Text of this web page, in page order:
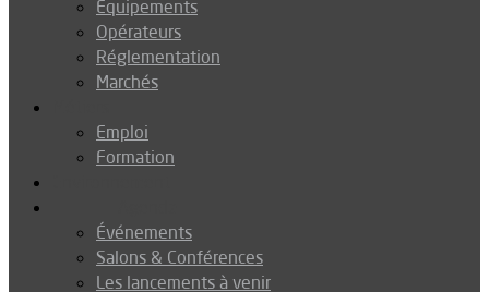
Equipements
Opérateurs
Réglementation
Marchés
Emploi
Formation
Événements
Salons & Conférences
Les lancements à venir